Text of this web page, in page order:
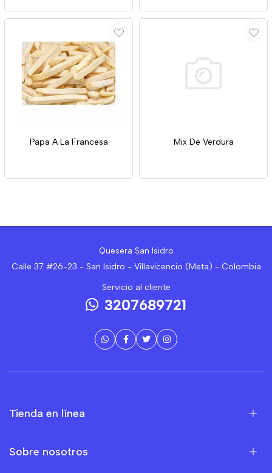
Papa A La Francesa Mix De Verdura
Quesera San Isidro
Calle 37 #26-23 - San Isidro - Villavicencio (Meta) - Colombia
Servicio al cliente
3207689721
Tienda en línea
Sobre nosotros